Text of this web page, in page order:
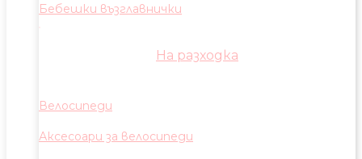
Бебешки възглавнички
На разходка
Велосипеди
Аксесоари за велосипеди